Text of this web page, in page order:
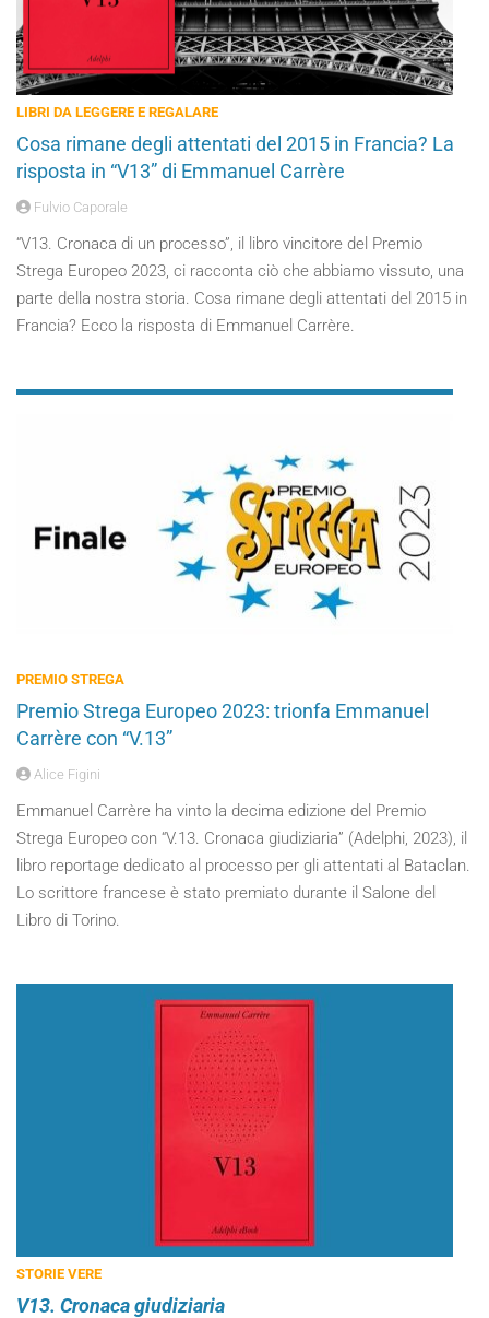
LIBRI DA LEGGERE E REGALARE
Cosa rimane degli attentati del 2015 in Francia? La
risposta in “V13” di Emmanuel Carrère
Fulvio Caporale
“V13. Cronaca di un processo”, il libro vincitore del Premio
Strega Europeo 2023, ci racconta ciò che abbiamo vissuto, una
parte della nostra storia. Cosa rimane degli attentati del 2015 in
Francia? Ecco la risposta di Emmanuel Carrère.
PREMIO STREGA
Premio Strega Europeo 2023: trionfa Emmanuel
Carrère con “V.13”
Alice Figini
Emmanuel Carrère ha vinto la decima edizione del Premio
Strega Europeo con “V.13. Cronaca giudiziaria” (Adelphi, 2023), il
libro reportage dedicato al processo per gli attentati al Bataclan.
Lo scrittore francese è stato premiato durante il Salone del
Libro di Torino.
STORIE VERE
V13. Cronaca giudiziaria